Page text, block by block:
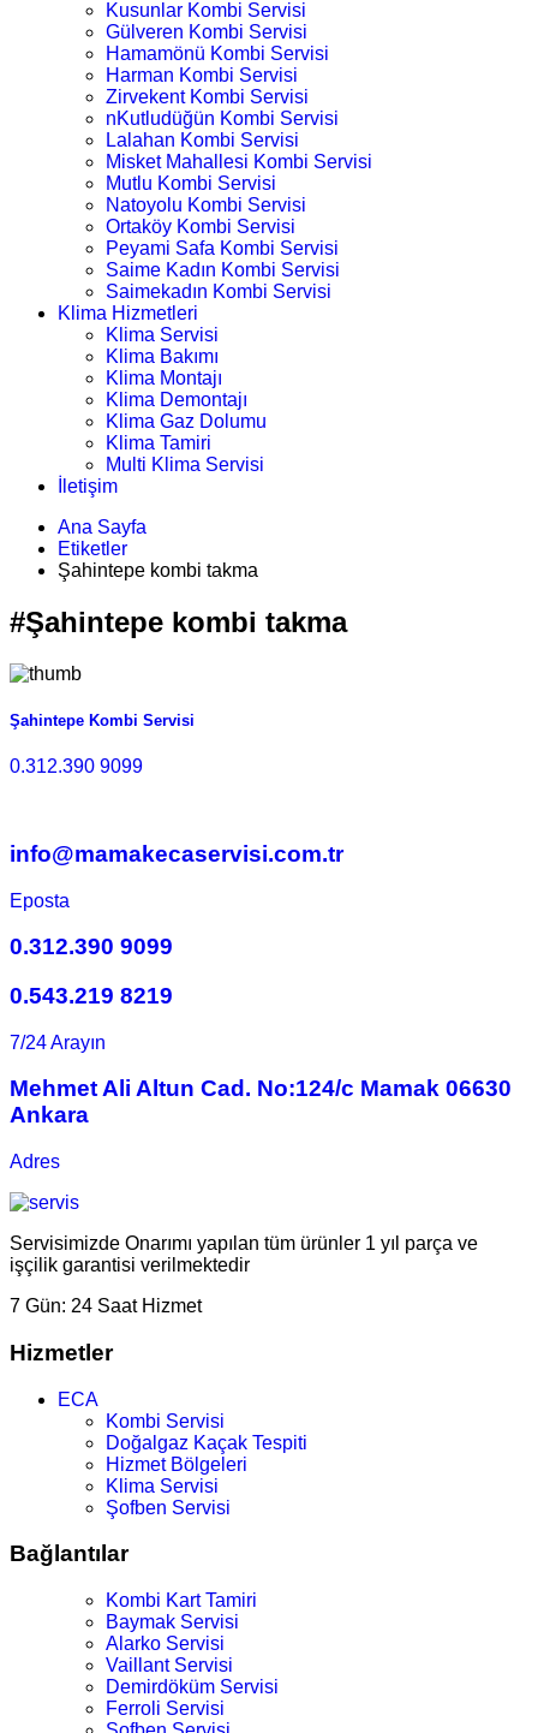
Kusunlar Kombi Servisi
Gülveren Kombi Servisi
Hamamönü Kombi Servisi
Harman Kombi Servisi
Zirvekent Kombi Servisi
nKutludüğün Kombi Servisi
Lalahan Kombi Servisi
Misket Mahallesi Kombi Servisi
Mutlu Kombi Servisi
Natoyolu Kombi Servisi
Ortaköy Kombi Servisi
Peyami Safa Kombi Servisi
Saime Kadın Kombi Servisi
Saimekadın Kombi Servisi
Klima Hizmetleri
Klima Servisi
Klima Bakımı
Klima Montajı
Klima Demontajı
Klima Gaz Dolumu
Klima Tamiri
Multi Klima Servisi
İletişim
Ana Sayfa
Etiketler
Şahintepe kombi takma
#Şahintepe kombi takma
Şahintepe Kombi Servisi
0.312.390 9099
info@mamakecaservisi.com.tr
Eposta
0.312.390 9099
0.543.219 8219
7/24 Arayın
Mehmet Ali Altun Cad. No:124/c Mamak 06630
Ankara
Adres
Servisimizde Onarımı yapılan tüm ürünler 1 yıl parça ve
işçilik garantisi verilmektedir
7 Gün: 24 Saat Hizmet
Hizmetler
ECA
Kombi Servisi
Doğalgaz Kaçak Tespiti
Hizmet Bölgeleri
Klima Servisi
Şofben Servisi
Bağlantılar
Kombi Kart Tamiri
Baymak Servisi
Alarko Servisi
Vaillant Servisi
Demirdöküm Servisi
Ferroli Servisi